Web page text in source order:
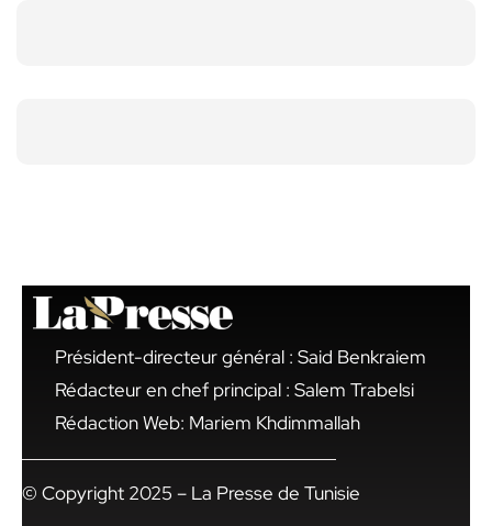
Président-directeur général : Said Benkraiem
Rédacteur en chef principal : Salem Trabelsi
Rédaction Web: Mariem Khdimmallah
© Copyright 2025 – La Presse de Tunisie